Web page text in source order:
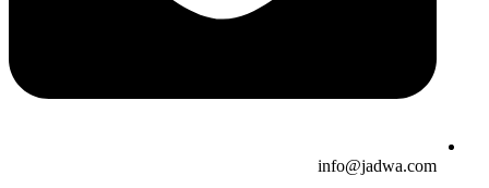
info@jadwa.com